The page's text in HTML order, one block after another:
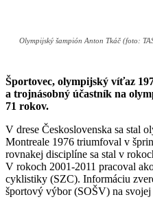
Olympijský šampión Anton Tkáč (foto:
Športovec, olympijský víťaz
a trojnásobný účastník na
71 rokov.
V drese Československa sa stal
Montreale 1976 triumfoval v
rovnakej disciplíne sa stal v
V rokoch 2001-2011 pracoval
cyklistiky (SZC). Informáciu
športový výbor (SOŠV) na